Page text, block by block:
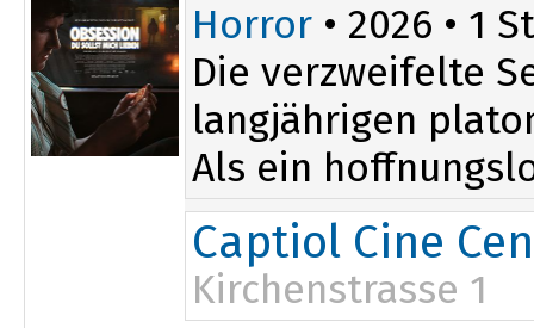
Horror • 2026 • 1
Die verzweifelte
langjährigen
Als ein
Captiol Cine
Kirchenstrasse 1